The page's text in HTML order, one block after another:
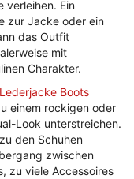
verleihen. Ein
zur Jacke oder ein
das Outfit
mit
Charakter.
Lederjacke Boots
einem rockigen oder
Look unterstreichen.
den Schuhen
zwischen
zu viele Accessoires